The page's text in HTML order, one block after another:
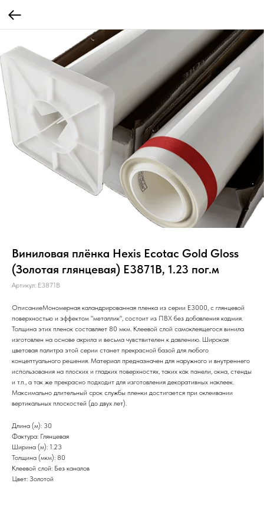
Виниловая плёнка Hexis Ecotac Gold Gloss
(Золотая глянцевая) E3871B, 1.23 пог.м
Артикул: E3871B
ОписаниеМономерная каландрированная пленка из серии Е3000, с глянцевой
поверхностью и эффектом "металлик", состоит из ПВХ без добавления кадмия.
Толщина этих пленок составляет 80 мкм. Клеевой слой самоклеящегося винила
изготовлен на основе акрила и весьма чувствителен к давлению. Широкая
цветовая палитра этой серии станет прекрасной базой для любого
концептуального решения. Материал предназначен для наружного и внутреннего
использования на плоских и гладких поверхностях, таких как панели, окна, стенды
и т.п., а так же прекрасно подходит для изготовления декоративных наклеек.
Максимально длительный срок службы пленки достигается при оклеивании
вертикальных плоскостей (до двух лет).
Длина (м): 30
Фактура: Глянцевая
Ширина (м): 1.23
Толщина (мкм): 80
Клеевой слой: Без каналов
Цвет: Золотой